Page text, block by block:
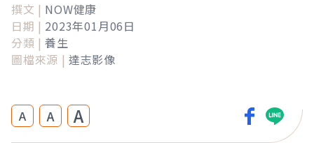
撰文 | NOW健康
日期 | 2023年01月06日
分類 | 養生
圖檔來源 | 達志影像
A A A